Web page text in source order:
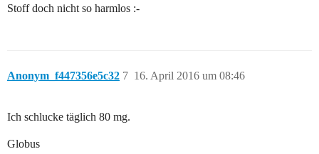
Stoff doch nicht so harmlos :-
Anonym_f447356e5c32 16. April 2016 um 08:46
7
Ich schlucke täglich 80 mg.
Globus